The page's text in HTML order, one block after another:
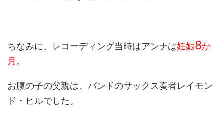
ちなみに、レコーディング当時はアンナは妊娠8か
月 。
お腹の子の父親は、バンドのサックス奏者レイモン
ド・ヒルでした。